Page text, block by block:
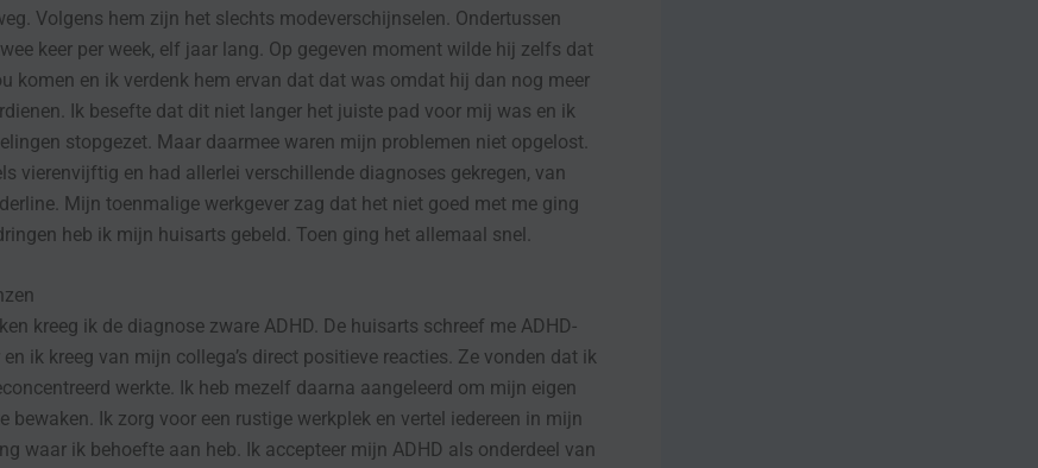
Volgens hem zijn het slechts modeverschijnselen. Ondertussen
keer per week, elf jaar lang. Op gegeven moment wilde hij zelfs dat
komen en ik verdenk hem ervan dat dat was omdat hij dan nog meer
Ik besefte dat dit niet langer het juiste pad voor mij was en ik
stopgezet. Maar daarmee waren mijn problemen niet opgelost.
vierenvijftig en had allerlei verschillende diagnoses gekregen, van
Mijn toenmalige werkgever zag dat het niet goed met me ging
heb ik mijn huisarts gebeld. Toen ging het allemaal snel.
kreeg ik de diagnose zware ADHD. De huisarts schreef me ADHD-
ik kreeg van mijn collega’s direct positieve reacties. Ze vonden dat ik
werkte. Ik heb mezelf daarna aangeleerd om mijn eigen
bewaken. Ik zorg voor een rustige werkplek en vertel iedereen in mijn
waar ik behoefte aan heb. Ik accepteer mijn ADHD als onderdeel van